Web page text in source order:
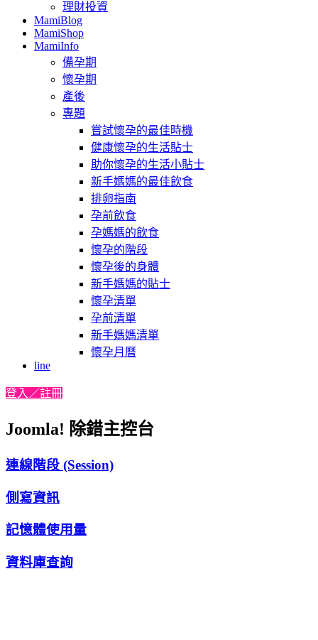
理財投資
MamiBlog
MamiShop
MamiInfo
備孕期
懷孕期
產後
專題
嘗試懷孕的最佳時機
健康懷孕的生活貼士
助你懷孕的生活小貼士
新手媽媽的最佳飲食
排卵指南
孕前飲食
孕媽媽的飲食
懷孕的階段
懷孕後的身體
新手媽媽的貼士
懷孕清單
孕前清單
新手媽媽清單
懷孕月曆
line
登入／註冊
Joomla! 除錯主控台
連線階段 (Session)
側寫資訊
記憶體使用量
資料庫查詢